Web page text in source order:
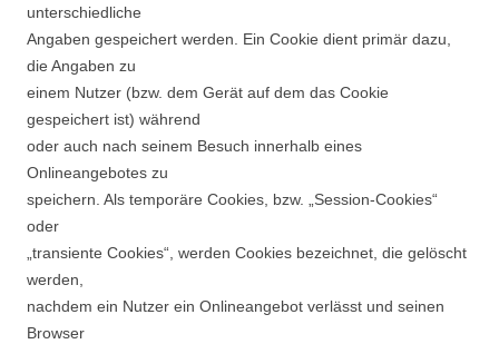
unterschiedliche
Angaben gespeichert werden. Ein Cookie dient primär dazu,
die Angaben zu
einem Nutzer (bzw. dem Gerät auf dem das Cookie
gespeichert ist) während
oder auch nach seinem Besuch innerhalb eines
Onlineangebotes zu
speichern. Als temporäre Cookies, bzw. „Session-Cookies“
oder
„transiente Cookies“, werden Cookies bezeichnet, die gelöscht
werden,
nachdem ein Nutzer ein Onlineangebot verlässt und seinen
Browser